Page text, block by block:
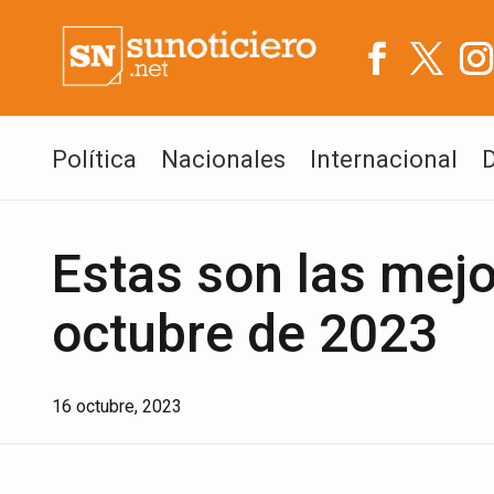
Política Nacionales Internacional
Estas son las
octubre de 2023
16 octubre, 2023